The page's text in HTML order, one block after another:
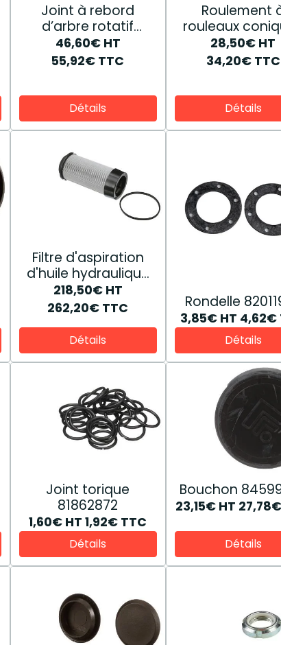
Joint à rebord
d’arbre rotatif
87397905
46,60€ HT
55,92€ TTC
Détails
Roulement
rouleaux
44908419
28,50€ HT
34,20€ TTC
Détails
Filtre d'aspiration
d'huile hydraulique
87708150
218,50€ HT
262,20€ TTC
Détails
Rondelle
3,85€ HT 4,62€
Détails
Joint torique
81862872
1,60€ HT 1,92€ TTC
Détails
Bouchon
23,15€ HT 27,78€
Détails